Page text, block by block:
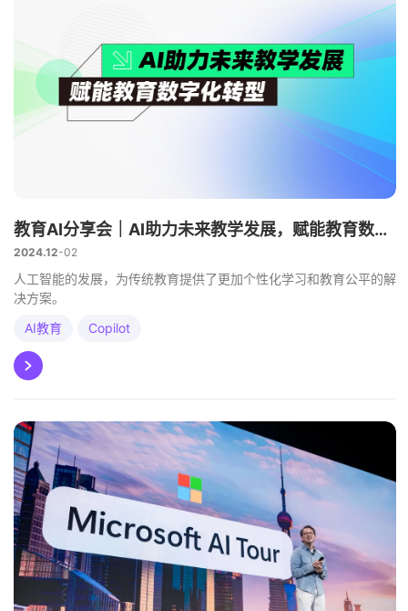
教育AI分享会｜AI助力未来教学发展，赋能教育数字化转型
02
2024.12
人工智能的发展，为传统教育提供了更加个性化学习和教育公平的解
决方案。
AI教育
Copilot